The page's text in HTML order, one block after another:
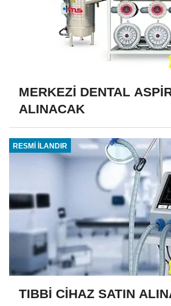
MERKEZİ DENTAL
ALINACAK
RESMİ İLANDIR
TIBBİ CİHAZ SATIN